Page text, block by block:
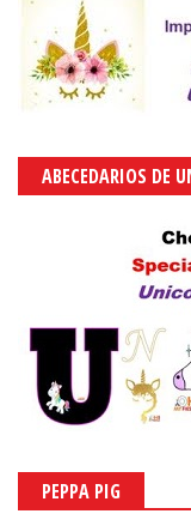
ABECEDARIOS DE
PEPPA PIG